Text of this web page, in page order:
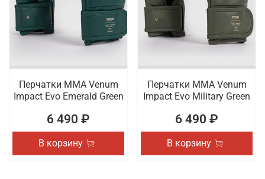
Перчатки ММА Venum
Impact Evo Emerald Green
6 490 ₽
В корзину
Перчатки ММА Venum
Impact Evo Military Green
6 490 ₽
В корзину